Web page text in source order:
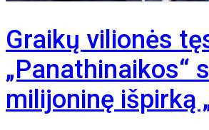
Graikų vilionės
„Panathinaikos“
milijoninę išpirką